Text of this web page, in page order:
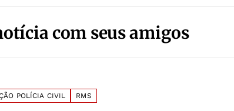
com seus amigos
POLÍCIA CIVIL RMS